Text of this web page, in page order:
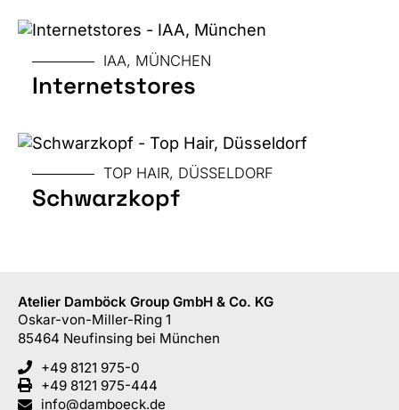
IAA, MÜNCHEN
Internetstores
MESSE
TOP HAIR, DÜSSELDORF
Schwarzkopf
Atelier Damböck Group GmbH & Co. KG
Oskar-von-Miller-Ring 1
85464 Neufinsing bei München
+49 8121 975-0
+49 8121 975-444
info@damboeck.de